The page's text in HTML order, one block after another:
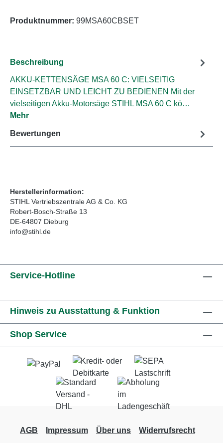
Produktnummer: 99MSA60CBSET
Beschreibung
AKKU-KETTENSÄGE MSA 60 C: VIELSEITIG
EINSETZBAR UND LEICHT ZU BEDIENEN Mit der
vielseitigen Akku-Motorsäge STIHL MSA 60 C kö…
Mehr
Bewertungen
Herstellerinformation:
STIHL Vertriebszentrale AG & Co. KG
Robert-Bosch-Straße 13
DE-64807 Dieburg
info@stihl.de
Service-Hotline
Hinweis zu Ausstattung & Funktion
Shop Service
AGB Impressum Über uns Widerrufsrecht